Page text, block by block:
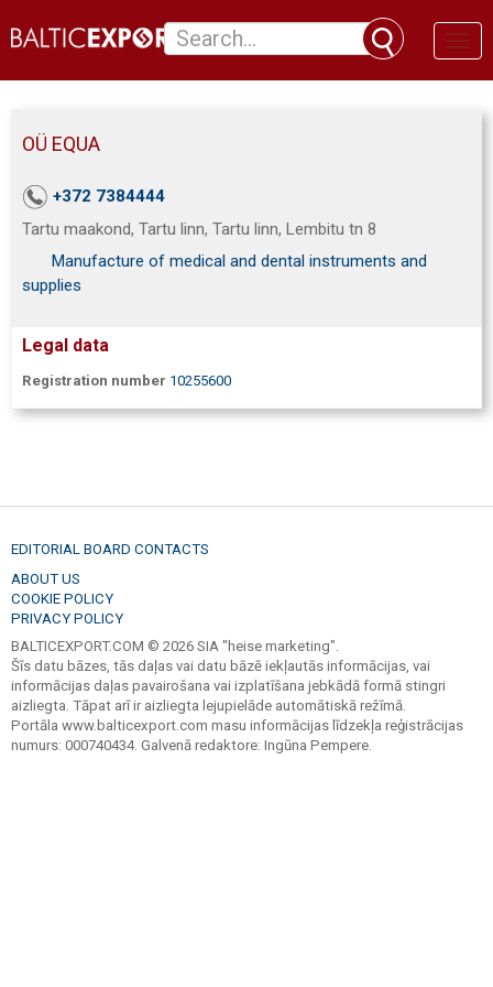
OÜ EQUA
+372 7384444
Tartu maakond, Tartu linn, Tartu linn, Lembitu tn 8
Manufacture of medical and dental instruments and
supplies
Legal data
Registration number 10255600
EDITORIAL BOARD CONTACTS
ABOUT US
COOKIE POLICY
PRIVACY POLICY
BALTICEXPORT.COM © 2026 SIA "heise marketing".
Šīs datu bāzes, tās daļas vai datu bāzē iekļautās informācijas, vai
informācijas daļas pavairošana vai izplatīšana jebkādā formā stingri
aizliegta. Tāpat arī ir aizliegta lejupielāde automātiskā režīmā.
Portāla www.balticexport.com masu informācijas līdzekļa reģistrācijas
numurs: 000740434. Galvenā redaktore: Ingūna Pempere.